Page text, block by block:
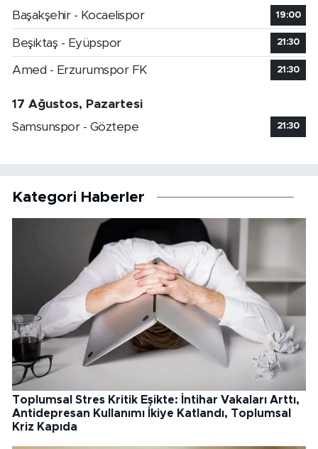
Başakşehir - Kocaelispor
19:00
Beşiktaş - Eyüpspor 21:30
Amed - Erzurumspor FK 21:30
17 Ağustos, Pazartesi
Samsunspor - Göztepe
21:30
Kategori Haberler
Toplumsal Stres Kritik Eşikte: İntihar Vakaları Arttı,
Antidepresan Kullanımı İkiye Katlandı, Toplumsal
Kriz Kapıda